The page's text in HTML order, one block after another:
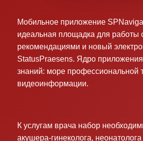
Мобильное приложение
идеальная площадка для работы
рекомендациями и новый
StatusPraesens. Ядро
знаний: море профессиональной
видеоинформации.
К услугам врача набор
акушера-гинеколога,